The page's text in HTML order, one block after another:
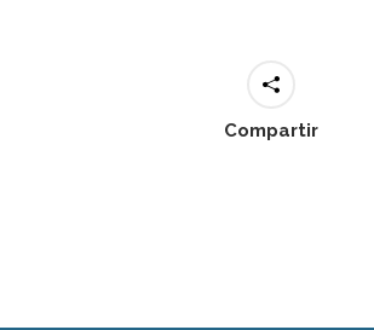
Compartir